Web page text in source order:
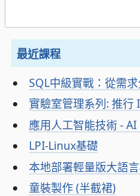
最近課程
SQL中級實戰：從需
實驗室管理系列: 推行
應用人工智能技術 -
LPI-Linux基礎
本地部署輕量版大語
童裝製作 (半截裙)